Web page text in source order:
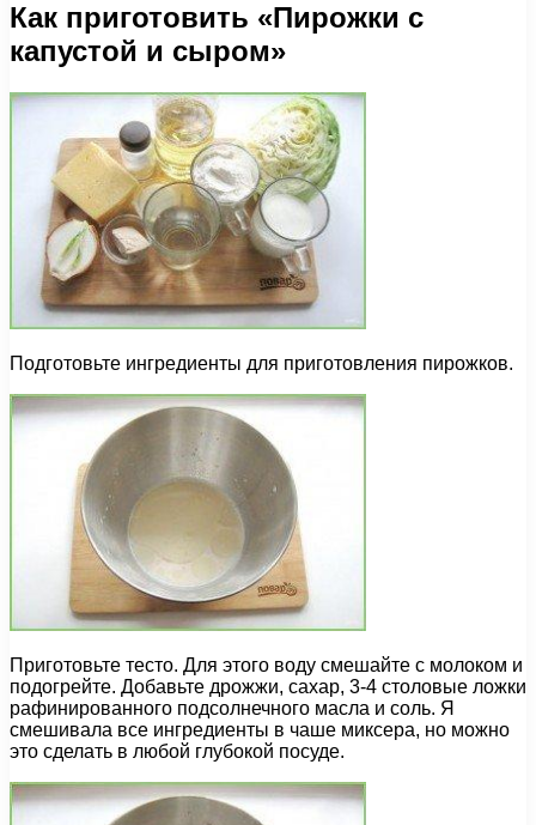
Как приготовить «Пирожки с
капустой и сыром»
Подготовьте ингредиенты для приготовления пирожков.
Приготовьте тесто. Для этого воду смешайте с молоком и
подогрейте. Добавьте дрожжи, сахар, 3-4 столовые ложки
рафинированного подсолнечного масла и соль. Я
смешивала все ингредиенты в чаше миксера, но можно
это сделать в любой глубокой посуде.